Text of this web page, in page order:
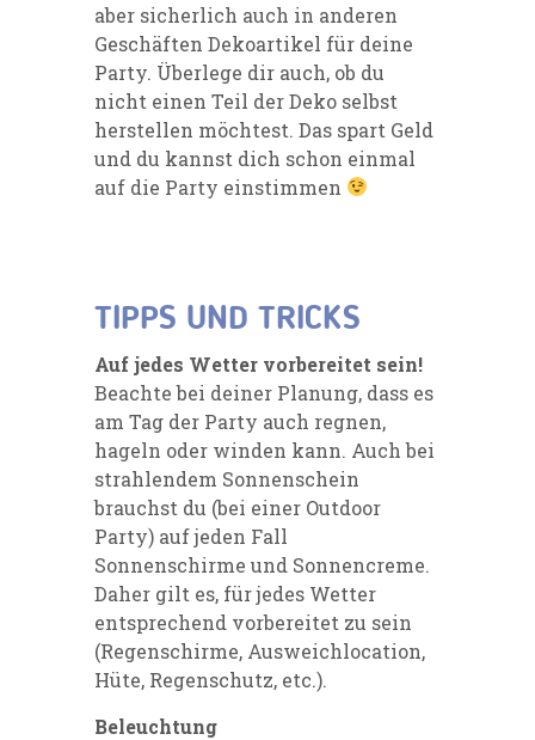
aber sicherlich auch in anderen
Geschäften Dekoartikel für deine
Party. Überlege dir auch, ob du
nicht einen Teil der Deko selbst
herstellen möchtest. Das spart Geld
und du kannst dich schon einmal
auf die Party einstimmen
TIPPS UND TRICKS
Auf jedes Wetter vorbereitet sein!
Beachte bei deiner Planung, dass es
am Tag der Party auch regnen,
hageln oder winden kann. Auch bei
strahlendem Sonnenschein
brauchst du (bei einer Outdoor
Party) auf jeden Fall
Sonnenschirme und Sonnencreme.
Daher gilt es, für jedes Wetter
entsprechend vorbereitet zu sein
(Regenschirme, Ausweichlocation,
Hüte, Regenschutz, etc.).
Beleuchtung